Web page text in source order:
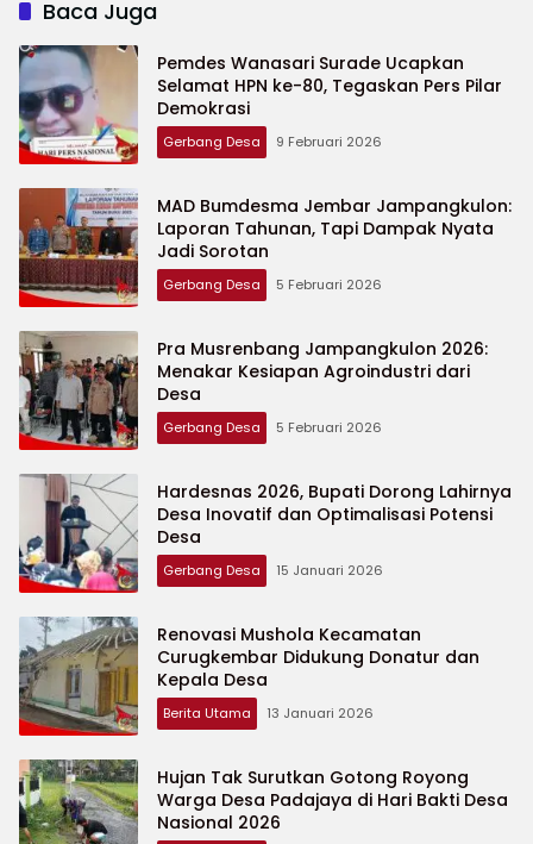
Baca Juga
Pemdes Wanasari Surade Ucapkan
Selamat HPN ke-80, Tegaskan Pers Pilar
Demokrasi
Gerbang Desa 9 Februari 2026
MAD Bumdesma Jembar Jampangkulon:
Laporan Tahunan, Tapi Dampak Nyata
Jadi Sorotan
Gerbang Desa 5 Februari 2026
Pra Musrenbang Jampangkulon 2026:
Menakar Kesiapan Agroindustri dari
Desa
Gerbang Desa 5 Februari 2026
Hardesnas 2026, Bupati Dorong Lahirnya
Desa Inovatif dan Optimalisasi Potensi
Desa
Gerbang Desa 15 Januari 2026
Renovasi Mushola Kecamatan
Curugkembar Didukung Donatur dan
Kepala Desa
Berita Utama 13 Januari 2026
Hujan Tak Surutkan Gotong Royong
Warga Desa Padajaya di Hari Bakti Desa
Nasional 2026